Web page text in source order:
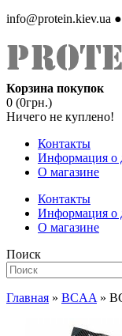
info@protein.kiev.ua
Корзина покупок
0 (0грн.)
Ничего не куплено!
Контакты
Информация о
О магазине
Контакты
Информация о
О магазине
Поиск
Главная » BCAA »